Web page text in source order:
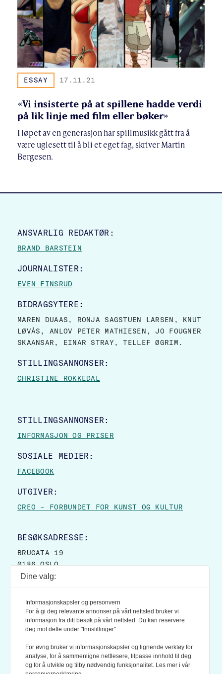
ESSAY 17.11.21
«Vi insisterte på at spillene hadde verdi
på lik linje med film eller bøker»
I løpet av en generasjon har spillmusikk gått fra å
være uglesett til å bli et eget fag, skriver Martin
Bergesen.
SITE FOOTER
ANSVARLIG REDAKTØR:
BRAND BARSTEIN
JOURNALISTER:
EVEN FINSRUD
BIDRAGSYTERE:
MAREN DUAAS, RONJA SAGSTUEN LARSEN, KNUT
LØVÅS, ANLOV PETER MATHIESEN, JO FOUGNER
SKAANSAR, EINAR STRAY, TELLEF ØGRIM.
STILLINGSANNONSER:
CHRISTINE ROKKEDAL
STILLINGSANNONSER:
INFORMASJON OG PRISER
SOSIALE MEDIER:
FACEBOOK
UTGIVER:
CREO – FORBUNDET FOR KUNST OG KULTUR
BESØKSADRESSE:
BRUGATA 19
0186 OSLO
POSTBOKS 9007 GRØNLAND
0133 OSLO
LES OGSÅ:
KONTEKSTS PERSONVERN-POLICY
Dine valg:
Informasjonskapsler og personvern
For å gi deg relevante annonser på vårt nettsted bruker vi
informasjon fra ditt besøk på vårt nettsted. Du kan reservere
deg mot dette under "Innstillinger".
For øvrig bruker vi informasjonskapsler og lignende verktøy for
analyse, for å sammenligne nettlesere, tilpasse innhold til deg
og for å utvikle og tilby nødvendig funksjonalitet. Les mer i vår